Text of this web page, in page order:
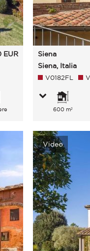
EUR
Siena
Siena, Italia
V0182FL
600 m²
Video